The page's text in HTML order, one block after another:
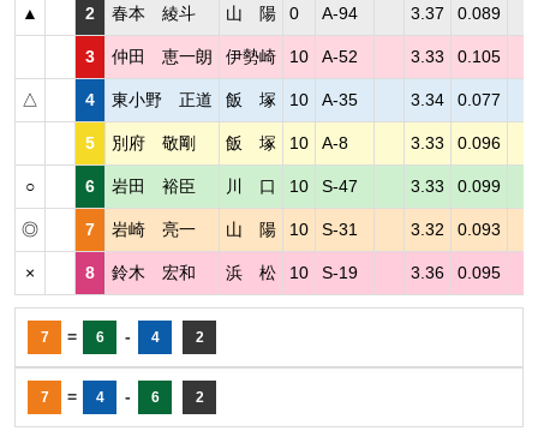
▲ 2 春本 綾斗 山 陽 0 A-94 3.37 0.089
3 仲田 恵一朗 伊勢崎 10 A-52 3.33 0.105
△ 4 東小野 正道 飯 塚 10 A-35 3.34 0.077
5 別府 敬剛 飯 塚 10 A-8 3.33 0.096
○ 6 岩田 裕臣 川 口 10 S-47 3.33 0.099
◎ 7 岩崎 亮一 山 陽 10 S-31 3.32 0.093
× 8 鈴木 宏和 浜 松 10 S-19 3.36 0.095
7 = 6 - 4 2
7 = 4 - 6 2